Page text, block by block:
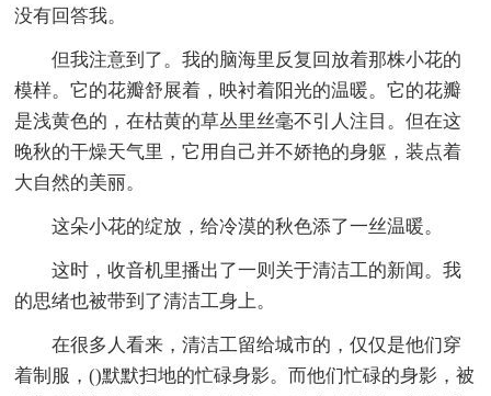
没有回答我。
但我注意到了。我的脑海里反复回放着那株小花的
模样。它的花瓣舒展着，映衬着阳光的温暖。它的花瓣
是浅黄色的，在枯黄的草丛里丝毫不引人注目。但在这
晚秋的干燥天气里，它用自己并不娇艳的身躯，装点着
大自然的美丽。
这朵小花的绽放，给冷漠的秋色添了一丝温暖。
这时，收音机里播出了一则关于清洁工的新闻。我
的思绪也被带到了清洁工身上。
在很多人看来，清洁工留给城市的，仅仅是他们穿
着制服，()默默扫地的忙碌身影。而他们忙碌的身影，被